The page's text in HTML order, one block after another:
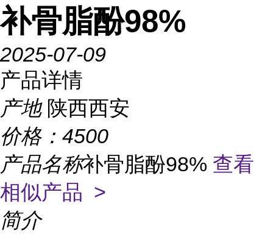
补骨脂酚98%
2025-07-09
产品详情
产地 陕西西安
价格： 4500
产品名称补骨脂酚98% 查看
相似产品 >
简介